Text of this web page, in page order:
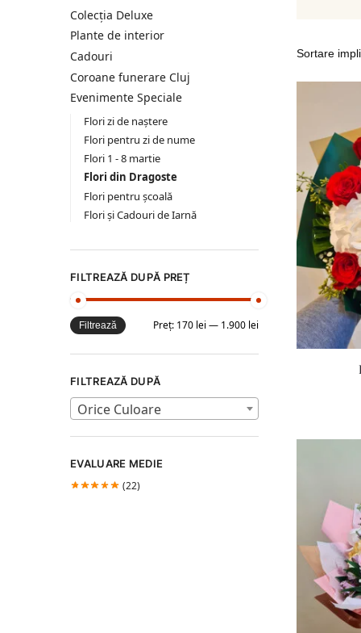
Colecția Deluxe
Plante de interior
Cadouri
Coroane funerare Cluj
Evenimente Speciale
Flori zi de naștere
Flori pentru zi de nume
Flori 1 - 8 martie
Flori din Dragoste
Flori pentru școală
Flori și Cadouri de Iarnă
FILTREAZĂ DUPĂ PREȚ
Filtrează Preț: 170 lei — 1.900 lei
FILTREAZĂ DUPĂ
Orice Culoare
EVALUARE MEDIE
(22)